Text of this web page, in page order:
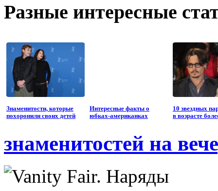
Разные интересные
Знаменитости, которые
похоронили своих детей
Интересные факты о
юбках-американках
10 звездных
в возрасте
знаменитостей на